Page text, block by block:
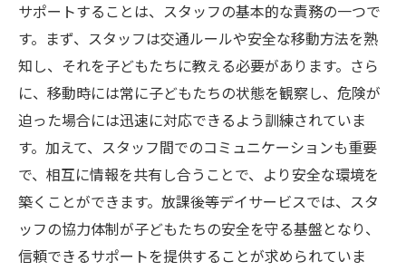
サポートすることは、スタッフの基本的な責務の一つで
す。まず、スタッフは交通ルールや安全な移動方法を熟
知し、それを子どもたちに教える必要があります。さら
に、移動時には常に子どもたちの状態を観察し、危険が
迫った場合には迅速に対応できるよう訓練されていま
す。加えて、スタッフ間でのコミュニケーションも重要
で、相互に情報を共有し合うことで、より安全な環境を
築くことができます。放課後等デイサービスでは、スタ
ッフの協力体制が子どもたちの安全を守る基盤となり、
信頼できるサポートを提供することが求められていま